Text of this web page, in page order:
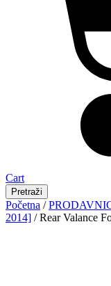
Cart
Pretraži
Početna /
2014] / Rear Valance